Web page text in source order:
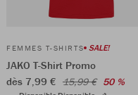
FEMMES T-SHIRTS SALE!
JAKO T-Shirt Promo
dès 7,99 € 15,99 € 50 %